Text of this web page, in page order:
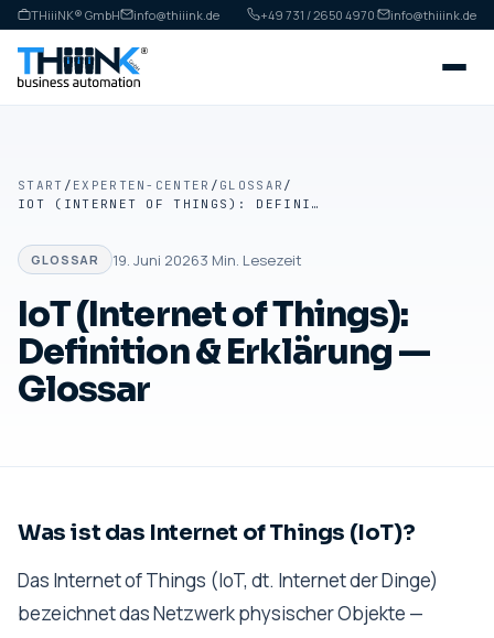
THiiiNK® GmbH info@thiiink.de +49 731 / 2650 4970· info@thiiink.de
START / EXPERTEN-CENTER / GLOSSAR /
IOT (INTERNET OF THINGS): DEFINITION & ERKLÄRUNG — GLOSSAR
GLOSSAR 19. Juni 20263 Min. Lesezeit
IoT (Internet of Things):
Definition & Erklärung —
Glossar
Was ist das Internet of Things (IoT)?
Das Internet of Things (IoT, dt. Internet der Dinge)
bezeichnet das Netzwerk physischer Objekte —